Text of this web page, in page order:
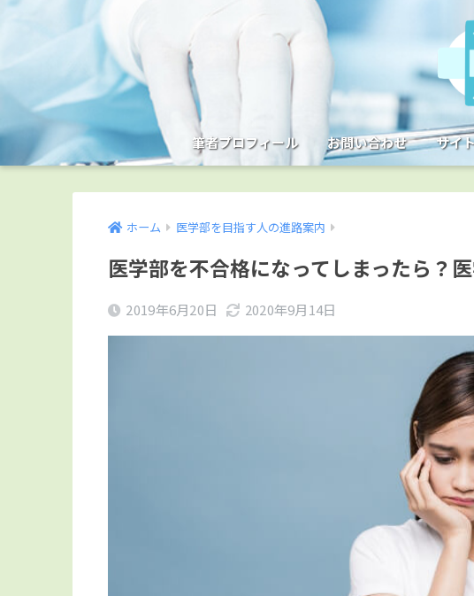
筆者プロフィール お問い合わせ サイ
ホーム 医学部を目指す人の進路案内
医学部を不合格になってしまったら？
2019年6月20日 2020年9月14日